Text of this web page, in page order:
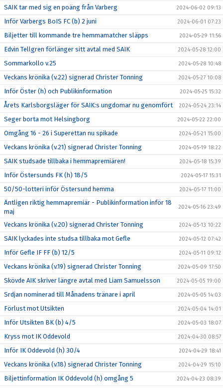
SAIK tar med sig en poäng från Varberg 2024-06-02 09:13
Inför Varbergs BoIS FC (b) 2 juni 2024-06-01 07:23
Biljetter till kommande tre hemmamatcher släpps 2024-05-29 11:56
Edvin Tellgren förlänger sitt avtal med SAIK 2024-05-28 12:00
Sommarkollo v.25 2024-05-28 10:48
Veckans krönika (v.22) signerad Christer Tonning 2024-05-27 10:08
Inför Öster (h) och Publikinformation 2024-05-25 15:32
Årets Karlsborgsläger för SAIK:s ungdomar nu genomfört 2024-05-24 23:14
Seger borta mot Helsingborg 2024-05-22 22:00
Omgång 16 - 26 i Superettan nu spikade 2024-05-21 15:00
Veckans krönika (v.21) signerad Christer Tonning 2024-05-19 18:22
SAIK studsade tillbaka i hemmapremiären! 2024-05-18 15:39
Inför Östersunds FK (h) 18/5 2024-05-17 15:31
50/50-lotteri inför Östersund hemma 2024-05-17 11:00
Äntligen riktig hemmapremiär - Publikinformation inför 18
maj
2024-05-16 23:49
Veckans krönika (v.20) signerad Christer Tonning 2024-05-13 10:22
SAIK lyckades inte studsa tillbaka mot Gefle 2024-05-12 07:42
Inför Gefle IF FF (b) 12/5 2024-05-11 09:12
Veckans krönika (v.19) signerad Christer Tonning 2024-05-09 17:50
Skövde AIK skriver längre avtal med Liam Samuelsson 2024-05-05 19:00
Srdjan nominerad till Månadens tränare i april 2024-05-05 14:03
Förlust mot Utsikten 2024-05-04 14:01
Inför Utsikten BK (b) 4/5 2024-05-03 18:07
Kryss mot IK Oddevold 2024-04-30 08:57
Inför IK Oddevold (h) 30/4 2024-04-29 18:41
Veckans krönika (v.18) signerad Christer Tonning 2024-04-29 15:10
Biljettinformation IK Oddevold (h) omgång 5 2024-04-23 08:39